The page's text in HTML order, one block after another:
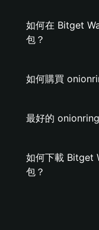
如何在 Bitget
包？
如何購買
最好的
如何下載 Bitget
包？